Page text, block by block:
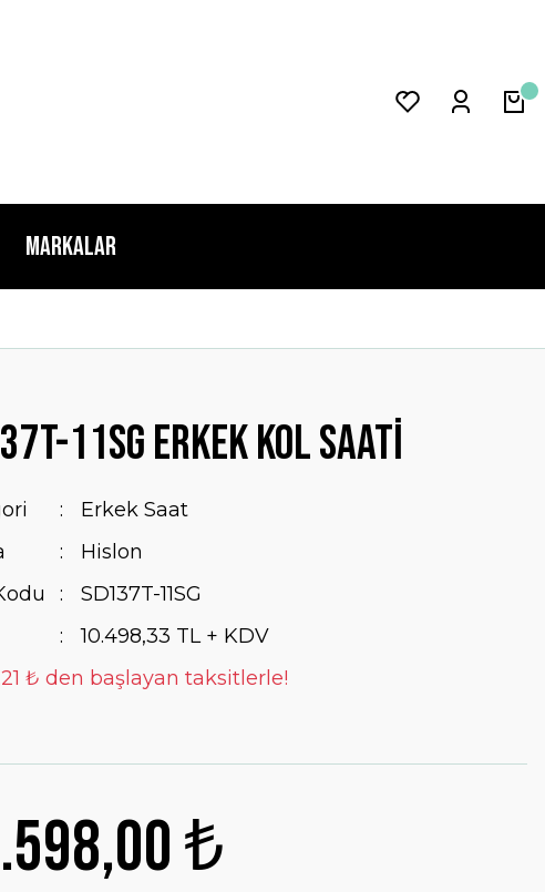
Markalar
11sg Erkek Kol Saati
Erkek Saat
Hislon
SD137T-11SG
10.498,33 TL + KDV
₺ den başlayan taksitlerle!
₺